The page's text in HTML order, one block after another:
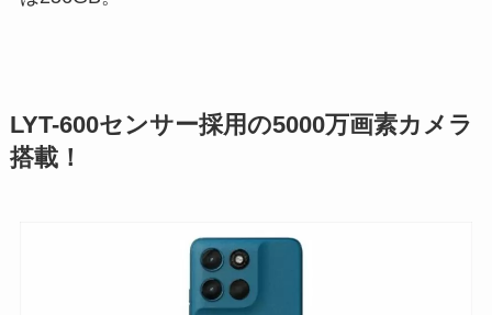
LYT-600センサー採用の5000万画素カメラ
搭載！